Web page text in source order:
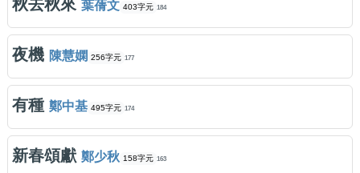
秋去秋來 葉蒨文 403字元 184
夜機 陳慧嫻 256字元 177
有種 鄭中基 495字元 174
新春頌獻 鄭少秋 158字元 163